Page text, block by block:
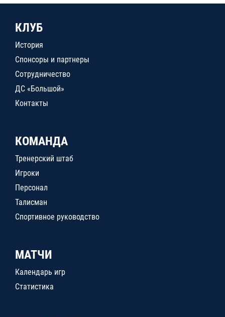
КЛУБ
История
Спонсоры и партнеры
Сотрудничество
ДС «Большой»
Контакты
КОМАНДА
Тренерский штаб
Игроки
Персонал
Талисман
Спортивное руководство
МАТЧИ
Календарь игр
Статистика